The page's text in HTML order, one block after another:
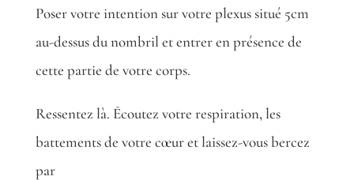
Poser votre intention sur votre plexus situé 5cm
au-dessus du nombril et entrer en présence de
cette partie de votre corps.
Ressentez là. Écoutez votre respiration, les
battements de votre cœur et laissez-vous bercez
par